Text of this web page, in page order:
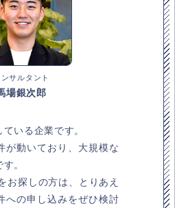
ンサルタント
場銀次郎
いる企業です。
動いており、大規模な
。
お探しの方は、とりあえ
への申し込みをぜひ検討